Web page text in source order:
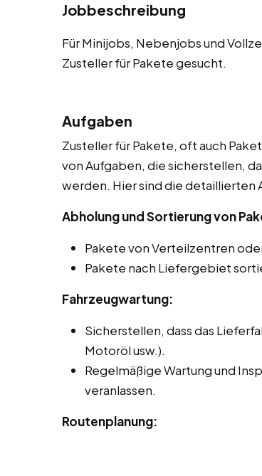
Jobbeschreibung
Für Minijobs, Nebenjobs und
Zusteller für Pakete gesucht.
Aufgaben
Zusteller für Pakete, oft auch
von Aufgaben, die sicherstellen,
werden. Hier sind die detaillierten
Abholung und Sortierung von
Pakete von Verteilzentren
Pakete nach Liefergebiet
Fahrzeugwartung:
Sicherstellen, dass das
Motoröl usw.).
Regelmäßige Wartung und
veranlassen.
Routenplanung: